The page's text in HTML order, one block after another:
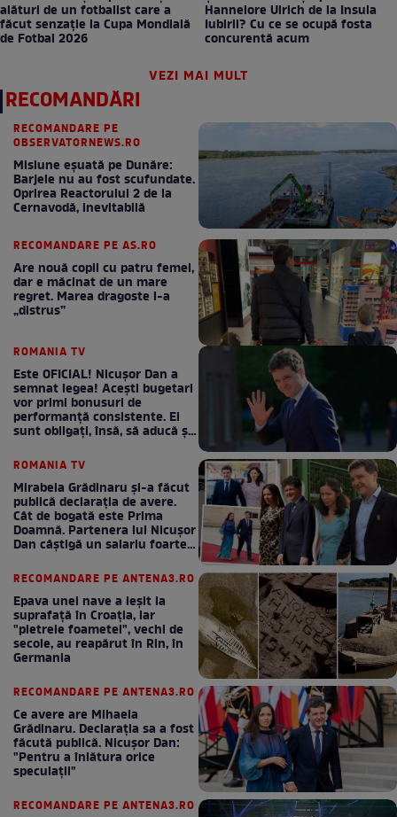
alături de un fotbalist care a
făcut senzație la Cupa Mondială
de Fotbal 2026
Hannelore Ulrich de la Insula
Iubirii? Cu ce se ocupă fosta
concurentă acum
VEZI MAI MULT
RECOMANDĂRI
RECOMANDARE PE
OBSERVATORNEWS.RO
Misiune eșuată pe Dunăre:
Barjele nu au fost scufundate.
Oprirea Reactorului 2 de la
Cernavodă, inevitabilă
RECOMANDARE PE AS.RO
Are nouă copii cu patru femei,
dar e măcinat de un mare
regret. Marea dragoste l-a
„distrus”
ROMANIA TV
Este OFICIAL! Nicușor Dan a
semnat legea! Acești bugetari
vor primi bonusuri de
performanță consistente. Ei
sunt obligați, însă, să aducă și
ROMANIA TV
Mirabela Grădinaru și-a făcut
publică declarația de avere.
Cât de bogată este Prima
Doamnă. Partenera lui Nicușor
Dan câștigă un salariu foarte
RECOMANDARE PE ANTENA3.RO
Epava unei nave a ieșit la
suprafață în Croația, iar
"pietrele foametei", vechi de
secole, au reapărut în Rin, în
Germania
RECOMANDARE PE ANTENA3.RO
Ce avere are Mihaela
Grădinaru. Declarația sa a fost
făcută publică. Nicușor Dan:
"Pentru a înlătura orice
speculații"
RECOMANDARE PE ANTENA3.RO